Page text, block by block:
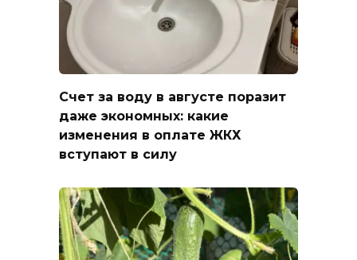
Счет за воду в августе поразит
даже экономных: какие
изменения в оплате ЖКХ
вступают в силу